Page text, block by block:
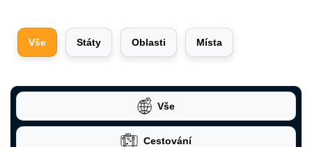
Vše Státy Oblasti Místa
Vše
Cestování